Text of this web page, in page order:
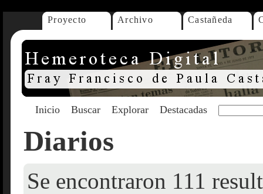
Proyecto Archivo Castañeda
Inicio Buscar Explorar Destacadas
Diarios
Se encontraron 111